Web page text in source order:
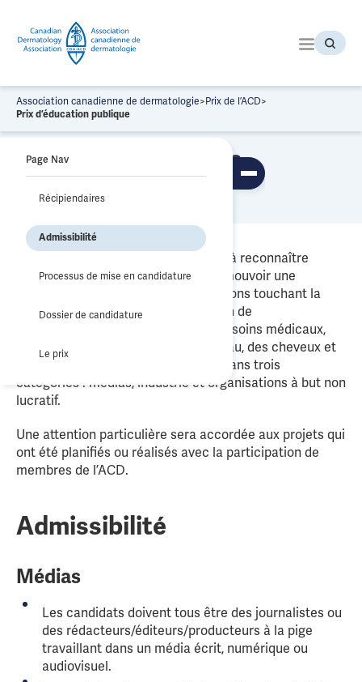
u
Association canadienne de dermatologie>Prix de l’ACD>
Prix d’éducation publique
Prix d’éducation
publique
Page Nav
Récipiendaires
Admissibilité
Processus de mise en candidature
Dossier de candidature
Le prix
Affi
ch
tab
le
de
s
ma
tièr
es
Les Prix d’éducation publique visent à reconnaître
l’excellence des efforts visant à promouvoir une
meilleure compréhension des questions touchant la
dermatologie et à favoriser l’adoption de
comportements sains au regard des soins médicaux,
chirurgicaux et esthétiques de la peau, des cheveux et
des ongles. Les prix sont décernés dans trois
catégories : médias, industrie et organisations à but non
lucratif.
Une attention particulière sera accordée aux projets qui
ont été planifiés ou réalisés avec la participation de
membres de l’ACD.
Admissibilité
Médias
Les candidats doivent tous être des journalistes ou
des rédacteurs/éditeurs/producteurs à la pige
travaillant dans un média écrit, numérique ou
audiovisuel.